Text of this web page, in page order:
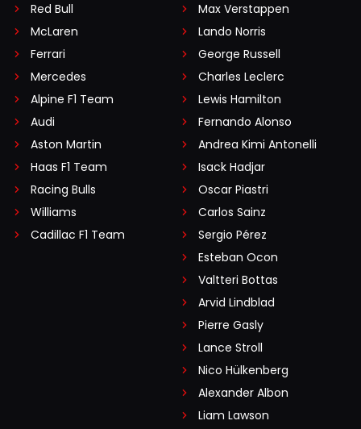
Red Bull
McLaren
Ferrari
Mercedes
Alpine F1 Team
Audi
Aston Martin
Haas F1 Team
Racing Bulls
Williams
Cadillac F1 Team
Max Verstappen
Lando Norris
George Russell
Charles Leclerc
Lewis Hamilton
Fernando Alonso
Andrea Kimi Antonelli
Isack Hadjar
Oscar Piastri
Carlos Sainz
Sergio Pérez
Esteban Ocon
Valtteri Bottas
Arvid Lindblad
Pierre Gasly
Lance Stroll
Nico Hülkenberg
Alexander Albon
Liam Lawson